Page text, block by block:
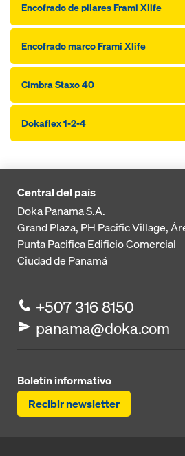
Encofrado de pilares Frami Xlife
Encofrado marco Frami Xlife
Cimbra Staxo 40
Dokaflex 1-2-4
Central del país
Doka Panama S.A.
Grand Plaza, PH Pacific Village,
Punta PacificaEdificio Comercial
Ciudad de Panamá
+507 316 8150
panama@doka.com
Boletín informativo
Recibir newsletter